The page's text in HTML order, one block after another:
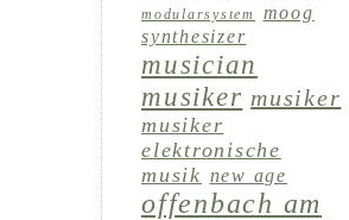
modularsystem
moog
synthesizer
musician
musiker musiker
musiker
elektronische
musik new age
offenbach am